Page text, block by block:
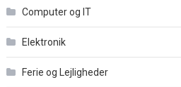
Computer og IT
Elektronik
Ferie og Lejligheder